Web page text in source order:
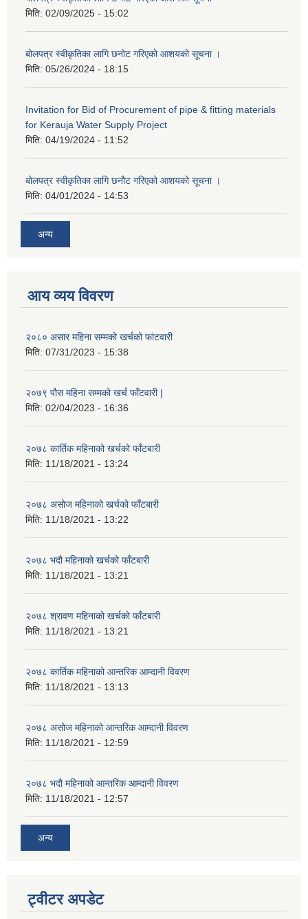
मिति: 02/09/2025 - 15:02
बोलपत्र स्वीकृतिका लागि छनोट गरिएको आशयको सूचना ।
मिति: 05/26/2024 - 18:15
Invitation for Bid of Procurement of pipe & fitting materials
for Kerauja Water Supply Project
मिति: 04/19/2024 - 11:52
बोलपत्र स्वीकृतिका लागि छनौट गरिएको आशयको सूचना ।
मिति: 04/01/2024 - 14:53
अन्य
आय व्यय विवरण
२०८० असार महिना सम्मको खर्चको फांटवारी
मिति: 07/31/2023 - 15:38
२०७९ पौस महिना सम्मको खर्च फाँटवारी |
मिति: 02/04/2023 - 16:36
२०७८ कार्तिक महिनाको खर्चको फाँटबारी
मिति: 11/18/2021 - 13:24
२०७८ असोज महिनाको खर्चको फाँटबारी
मिति: 11/18/2021 - 13:22
२०७८ भदौ महिनाको खर्चको फाँटबारी
मिति: 11/18/2021 - 13:21
२०७८ श्रावण महिनाको खर्चको फाँटबारी
मिति: 11/18/2021 - 13:21
२०७८ कार्तिक महिनाको आन्तरिक आम्दानी विवरण
मिति: 11/18/2021 - 13:13
२०७८ असोज महिनाको आन्तरिक आम्दानी विवरण
मिति: 11/18/2021 - 12:59
२०७८ भदौ महिनाको आन्तरिक आम्दानी विवरण
मिति: 11/18/2021 - 12:57
अन्य
ट्वीटर अपडेट